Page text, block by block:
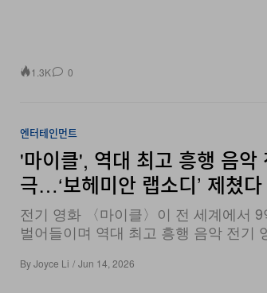
1.3K 0
엔터테인먼트
'마이클', 역대 최고 흥행 음악
극…‘보헤미안 랩소디’ 제쳤다
전기 영화 〈마이클〉이 전 세계에서
벌어들이며 역대 최고 흥행 음악 전기
ByJoyce Li / Jun 14, 2026